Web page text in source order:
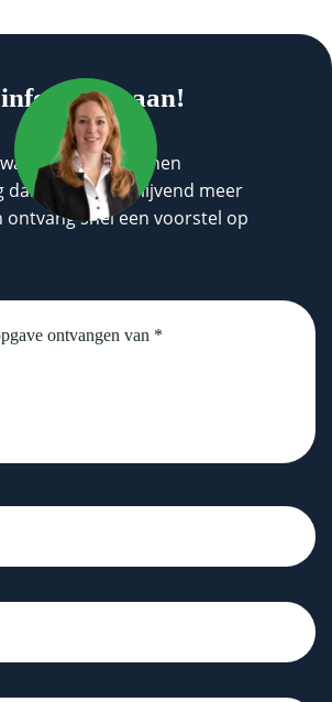
aan!
wij voor u kunnen
dan geheel vrijblijvend meer
snel een voorstel op